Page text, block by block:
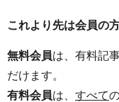
これより先は会員の
無料会員は、有料記
だけます。
有料会員は、 すべて